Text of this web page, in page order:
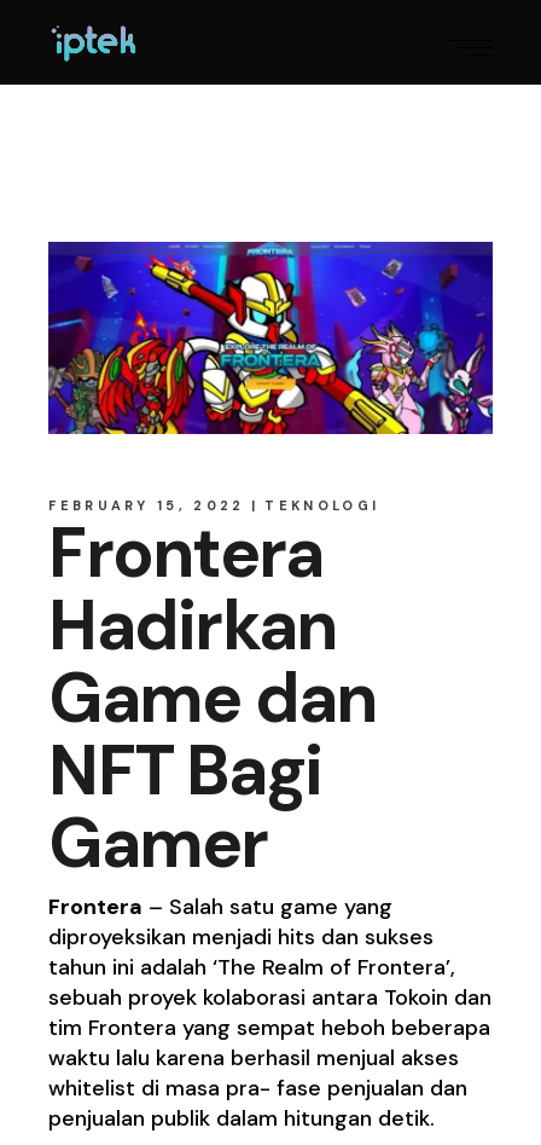
FEBRUARY 15, 2022 TEKNOLOGI
Frontera
Hadirkan
Game dan
NFT Bagi
Gamer
Frontera – Salah satu game yang
diproyeksikan menjadi hits dan sukses
tahun ini adalah ‘The Realm of Frontera’,
sebuah proyek kolaborasi antara Tokoin dan
tim Frontera yang sempat heboh beberapa
waktu lalu karena berhasil menjual akses
whitelist di masa pra- fase penjualan dan
penjualan publik dalam hitungan detik.